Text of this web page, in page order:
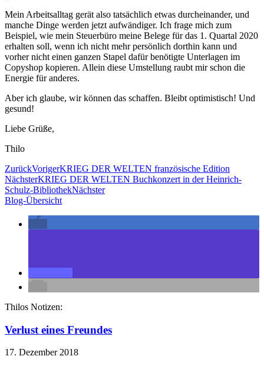
Mein Arbeitsalltag gerät also tatsächlich etwas durcheinander, und
manche Dinge werden jetzt aufwändiger. Ich frage mich zum
Beispiel, wie mein Steuerbüro meine Belege für das 1. Quartal 2020
erhalten soll, wenn ich nicht mehr persönlich dorthin kann und
vorher nicht einen ganzen Stapel dafür benötigte Unterlagen im
Copyshop kopieren. Allein diese Umstellung raubt mir schon die
Energie für anderes.
Aber ich glaube, wir können das schaffen. Bleibt optimistisch! Und
gesund!
Liebe Grüße,
Thilo
ZurückVorigerKRIEG DER WELTEN französische Edition
NächsterKRIEG DER WELTEN Buchkonzert in der Heinrich-
Schulz-BibliothekNächster
Blog-Übersicht
Thilos Notizen:
Verlust eines Freundes
17. Dezember 2018